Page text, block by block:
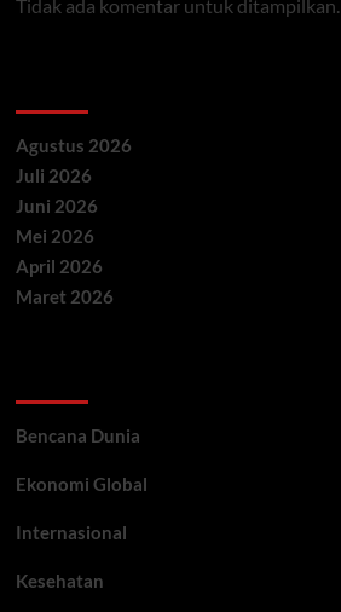
Tidak ada komentar untuk ditampilkan.
Agustus 2026
Juli 2026
Juni 2026
Mei 2026
April 2026
Maret 2026
Bencana Dunia
Ekonomi Global
Internasional
Kesehatan